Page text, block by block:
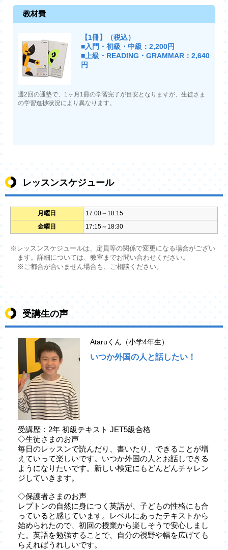
教材費
【1冊】（税込）
■入門・初級・中級：2,200円
■上級・READING・GRAMMAR：2,640
円
週2回の通塾で、1ヶ月1冊の学習完了が目安となりますが、生徒さま
の学習進捗状況により異なります。
レッスンスケジュール
月曜日
17:00～18:15
金曜日
17:15～18:30
※レッスンスケジュールは、定員等の関係で変更になる場合がござい
ます。詳細については、教室までお問い合わせください。
※ご都合が合いません場合も、ご相談ください。
受講生の声
Ataruくん（小学4年生）
いつか外国の人と話したい！
受講歴：2年 初級テキスト JET5級合格
◇生徒さまのお声
毎日のレッスンで読んだり、書いたり、できることが増
えていって楽しいです。いつか外国の人とお話しできる
ようになりたいです。新しい検定にもどんどんチャレン
ジしていきます。
◇保護者さまのお声
レプトンの自然に身につく英語が、子どもの性格にも合
っていると感じています。レベルにあったテキストから
始められたので、初回の授業から楽しそうで安心しまし
た。英語を勉強することで、自分の視野や幅を広げても
らえればうれしいです。